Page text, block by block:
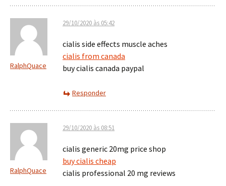
RalphQuace
29/10/2020 às 05:42
cialis side effects muscle aches
cialis from canada
buy cialis canada paypal
Responder
RalphQuace
29/10/2020 às 08:51
cialis generic 20mg price shop
buy cialis cheap
cialis professional 20 mg reviews